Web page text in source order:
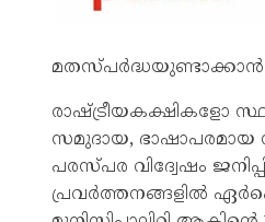
മതസ്പർദ്ധയുണ്ടാക്കാൻ
രാഷ്ട്രീയകക്ഷികളോ
സമുദായ,
പരസ്പര വിദ്വേഷം
പ്രവർത്തനങ്ങളിൽ